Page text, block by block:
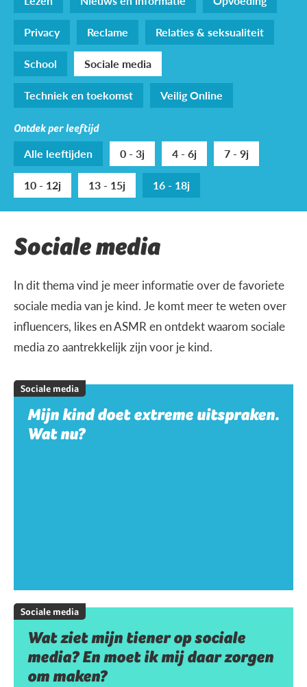
Privacy
Reclame
Relaties & seksualiteit
School
Sociale media
Techniek en toekomst
Veilig Online
Ontdek per leeftijd
Alle leeftijden 0 - 3j 4 - 6j
7 - 9j
10 - 12j
13 - 15j 16 - 18j
Sociale media
In dit thema vind je meer informatie over de favoriete
sociale media van je kind. Je komt meer te weten over
influencers, likes en ASMR en ontdekt waarom sociale
media zo aantrekkelijk zijn voor je kind.
Sociale media
Mijn kind doet extreme uitspraken.
Wat nu?
Sociale media
Wat ziet mijn tiener op sociale
media? En moet ik mij daar zorgen
om maken?